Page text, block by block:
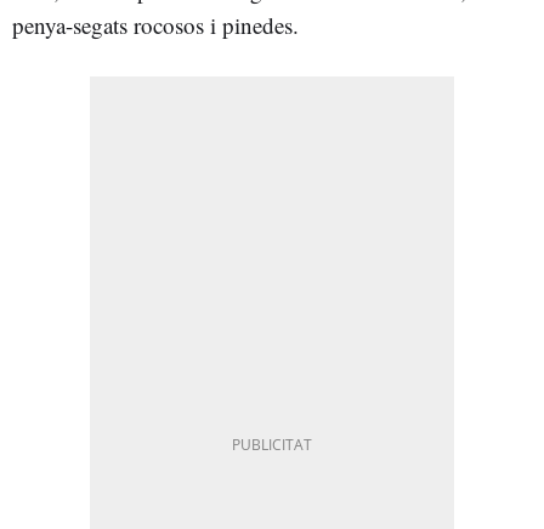
penya-segats rocosos i pinedes.